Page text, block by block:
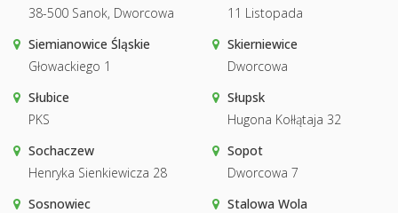
38-500 Sanok, Dworcowa
11 Listopada
Siemianowice Śląskie
Głowackiego 1
Skierniewice
Dworcowa
Słubice
PKS
Słupsk
Hugona Kołłątaja 32
Sochaczew
Henryka Sienkiewicza 28
Sopot
Dworcowa 7
Sosnowiec
Stalowa Wola